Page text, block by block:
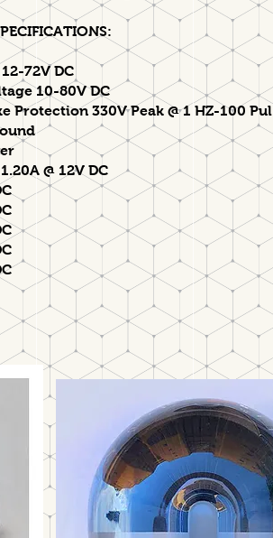
72V DC
10-80V DC
Protection 330V Peak @ 1 HZ-100 Pul
@ 12V DC